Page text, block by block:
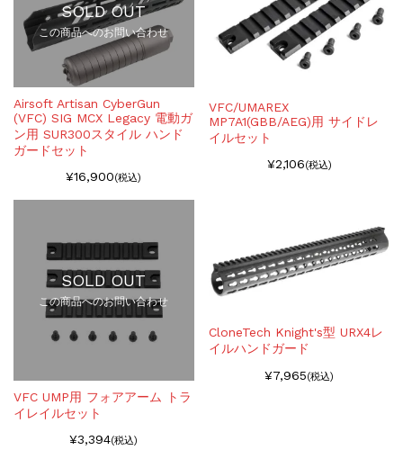
SOLD OUT
この商品へのお問い合わせ
Airsoft Artisan CyberGun
(VFC) SIG MCX Legacy 電動ガ
ン用 SUR300スタイル ハンド
ガードセット
¥16,900(税込)
VFC/UMAREX
MP7A1(GBB/AEG)用 サイドレ
イルセット
¥2,106(税込)
SOLD OUT
この商品へのお問い合わせ
VFC UMP用 フォアアーム トラ
イレイルセット
¥3,394(税込)
CloneTech Knight's型 URX4レ
イルハンドガード
¥7,965(税込)